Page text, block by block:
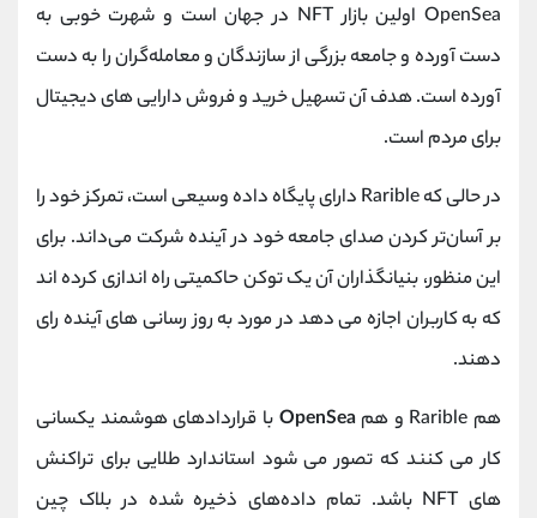
OpenSea اولین بازار NFT در جهان است و شهرت خوبی به
دست آورده و جامعه بزرگی از سازندگان و معامله‌گران را به دست
آورده است. هدف آن تسهیل خرید و فروش دارایی های دیجیتال
برای مردم است.
در حالی که Rarible دارای پایگاه داده وسیعی است، تمرکز خود را
بر آسان‌تر کردن صدای جامعه خود در آینده شرکت می‌داند. برای
این منظور، بنیانگذاران آن یک توکن حاکمیتی راه اندازی کرده اند
که به کاربران اجازه می دهد در مورد به روز رسانی های آینده رای
دهند.
هم Rarible و هم
OpenSea با قراردادهای هوشمند یکسانی
کار می کنند که تصور می شود استاندارد طلایی برای تراکنش
های NFT باشد. تمام داده‌های ذخیره شده در بلاک چین